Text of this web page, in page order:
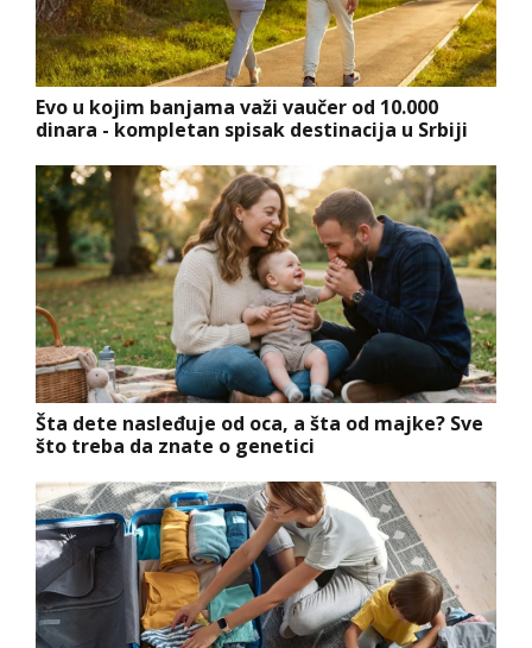
Evo u kojim banjama važi vaučer od 10.000
dinara - kompletan spisak destinacija u Srbiji
Šta dete nasleđuje od oca, a šta od majke? Sve
što treba da znate o genetici